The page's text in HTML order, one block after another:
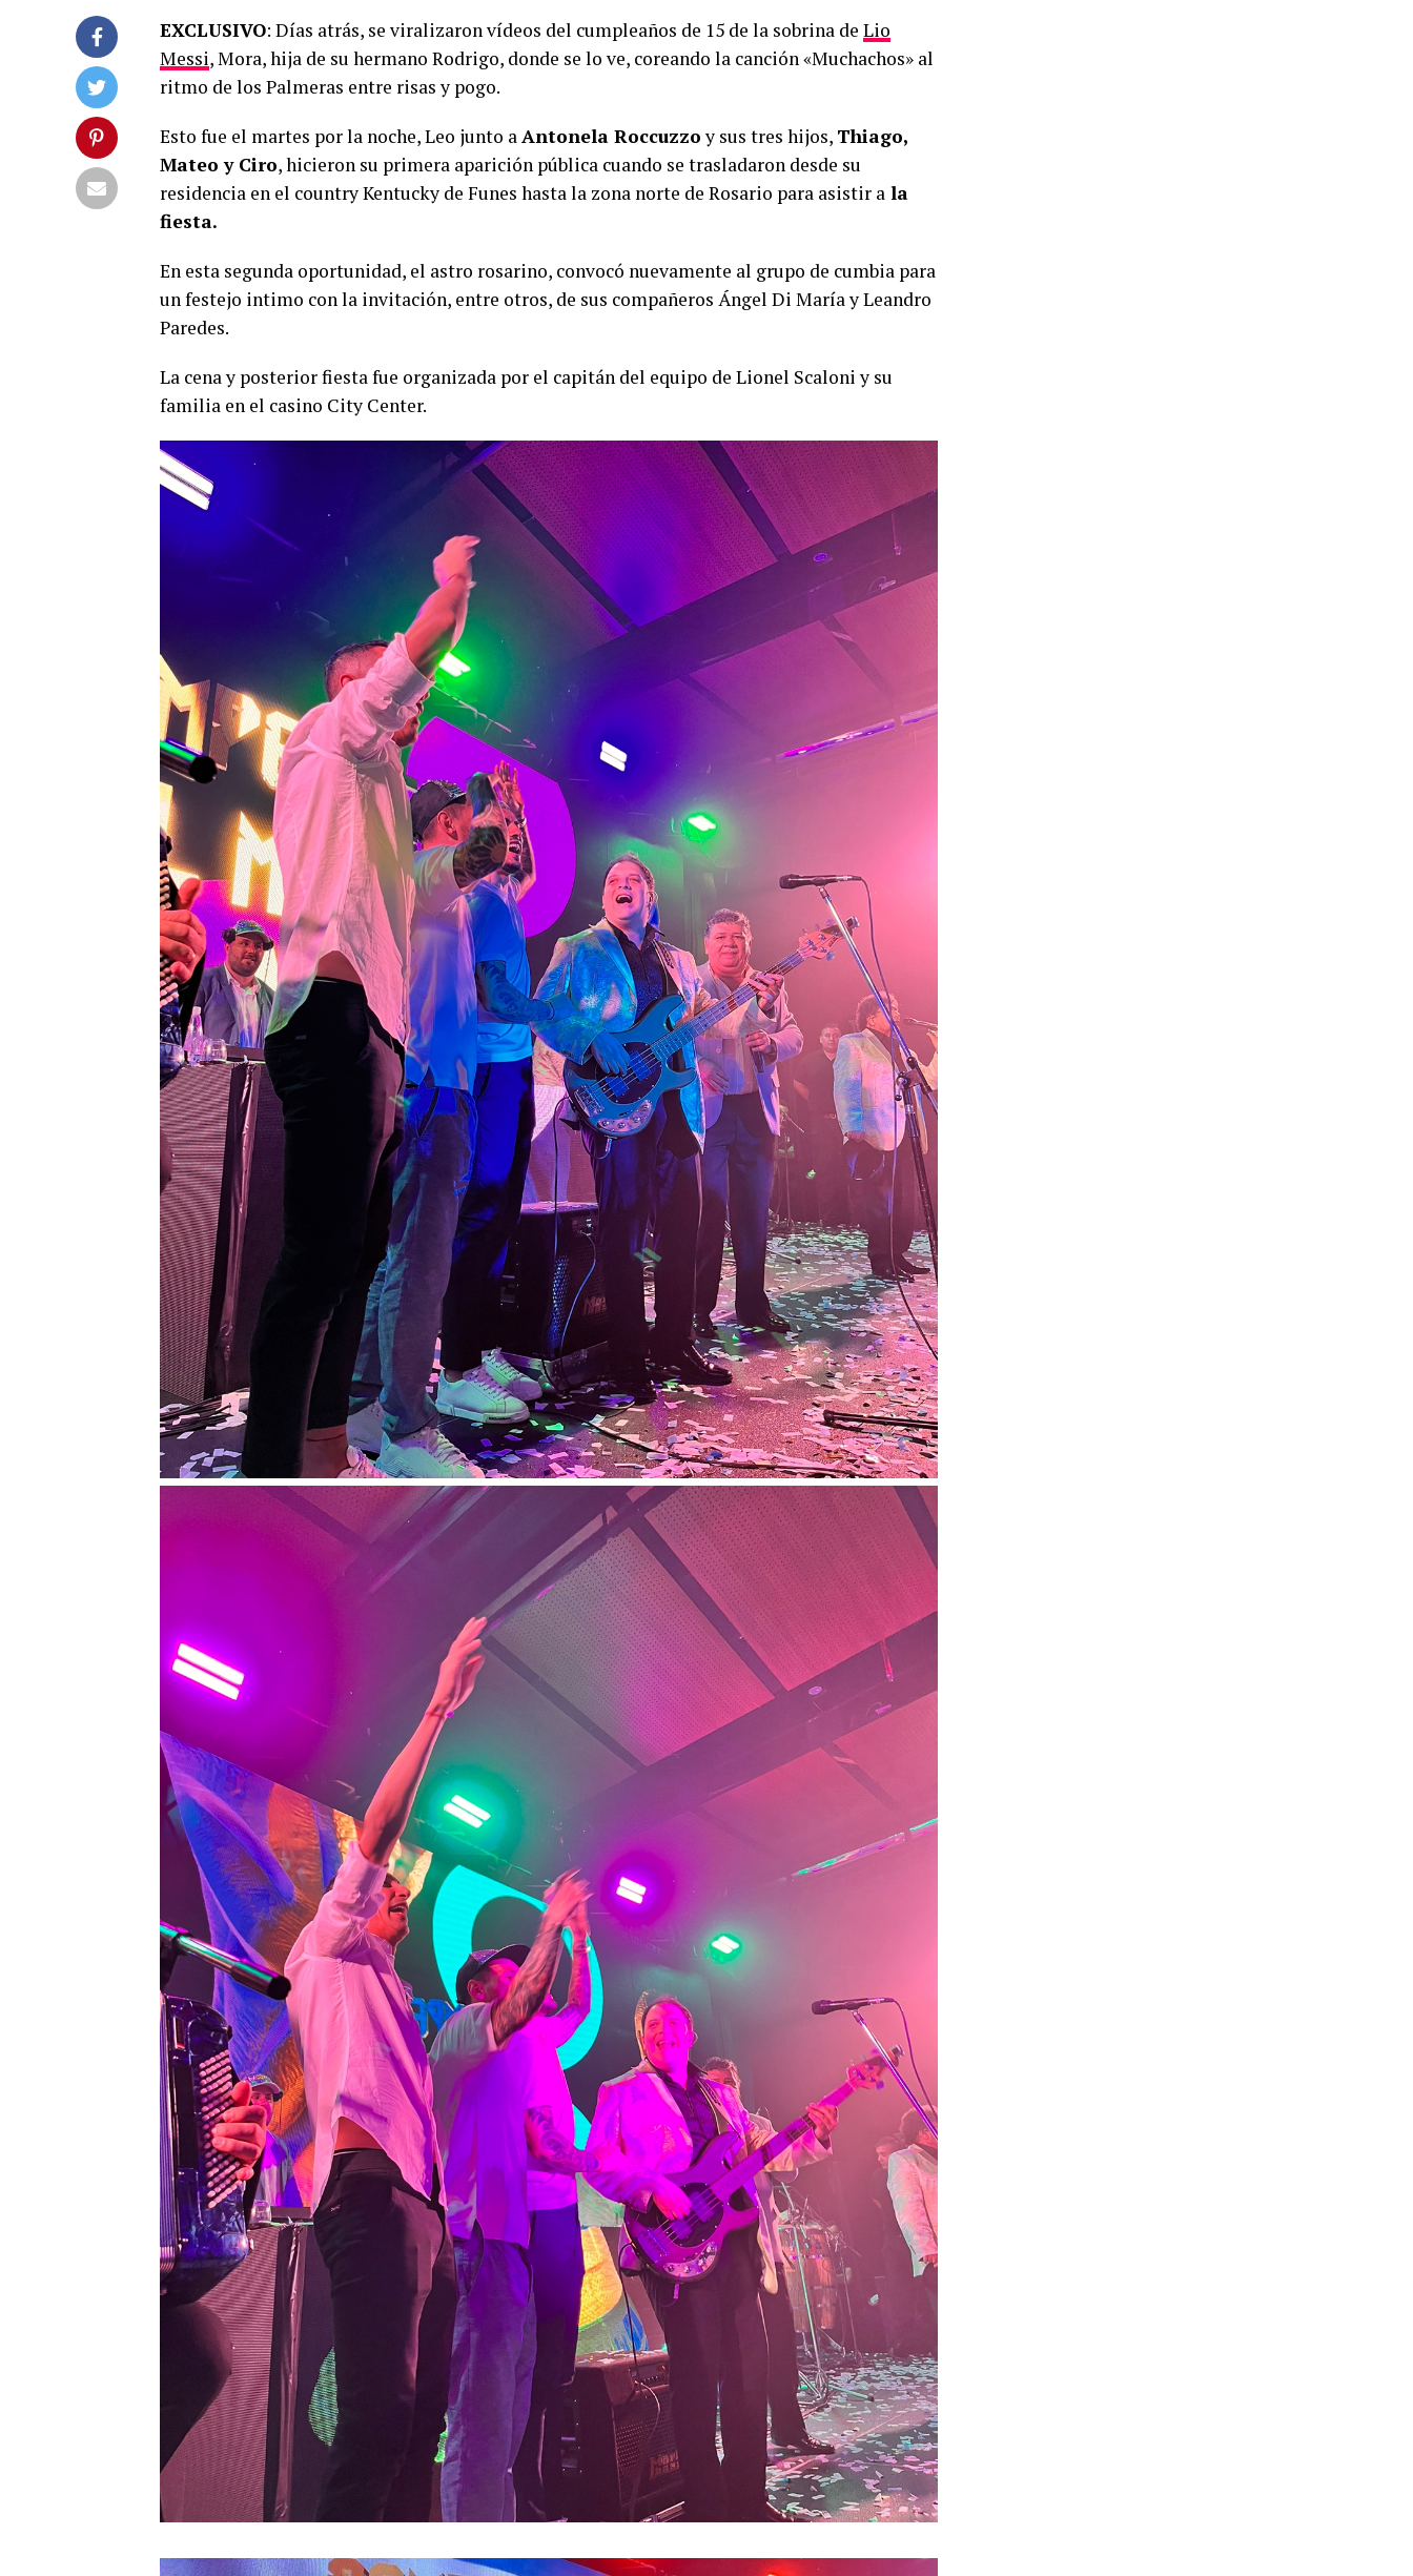
EXCLUSIVO: Días atrás, se viralizaron vídeos del cumpleaños de 15 de la sobrina de Lio
Messi, Mora, hija de su hermano Rodrigo, donde se lo ve, coreando la canción «Muchachos» al
ritmo de los Palmeras entre risas y pogo.
Esto fue el martes por la noche, Leo junto aAntonela Roccuzzoy sus tres hijos, Thiago,
Mateo y Ciro, hicieron su primera aparición pública cuando se trasladaron desde su
residencia en el country Kentucky de Funes hasta la zona norte de Rosario para asistir a la
fiesta.
En esta segunda oportunidad, el astro rosarino, convocó nuevamente al grupo de cumbia para
un festejo intimo con la invitación, entre otros, de sus compañeros Ángel Di María y Leandro
Paredes.
La cena y posterior fiesta fue organizada por el capitán del equipo de Lionel Scaloni y su
familia en el casino City Center.